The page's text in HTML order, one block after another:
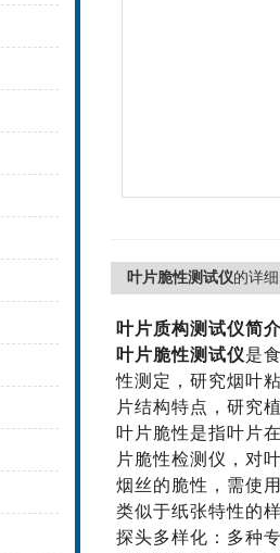
叶片脆性测试仪的详
叶片质构测试仪简
叶片脆性测试仪是
性测定 ， 研究烟叶
片结构特点，研究
叶片脆性是指叶片
片脆性检测仪，对
烟丝的脆性，需使
类似于纸张特性的
探头多样化： 多种